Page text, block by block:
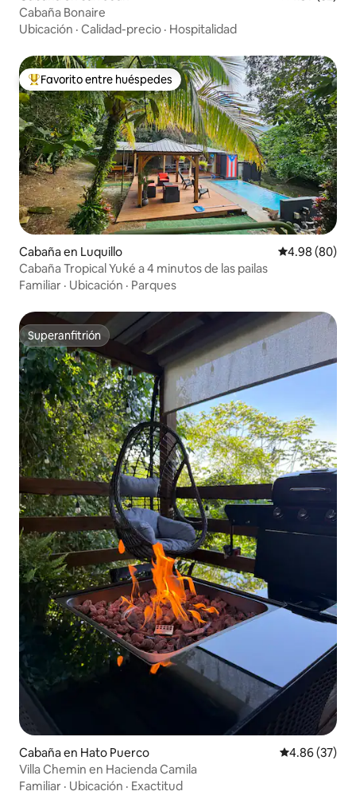
Cabaña Bonaire
Ubicación · Calidad-precio · Hospitalidad
Favorito entre huéspedes preferido
Favorito entre huéspedes
Cabaña en Luquillo Calificación
4.98 (80)
Cabaña Tropical Yuké a 4 minutos de las pailas
Familiar · Ubicación · Parques
Superanfitrión
Superanfitrión
Cabaña en Hato Puerco Calificación
4.86 (37)
Villa Chemin en Hacienda Camila
Familiar · Ubicación · Exactitud